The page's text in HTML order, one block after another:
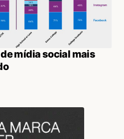
mídia social mais